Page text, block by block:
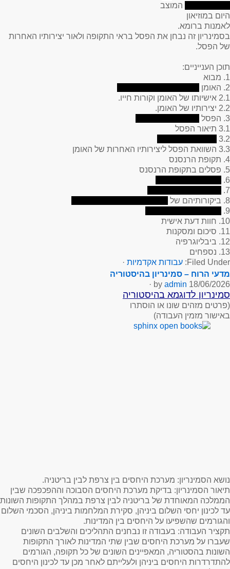
המוצב
היום במוזיאון
לאמנות ברומא.
בסמינריון זה נבחן את הפסל בראי התקופה ולאור יצירותיו האחרות
של הפסל.
תוכן הענייניים:
1. מבוא
2. האומן
2.1 אישיותו של האומן וקורות חייו.
2.2 יצירותיו של האומן.
3. הפסל
3.1 תיאור הפסל
3.2
3.3 השוואת הפסל ליצירותיו האחרות של האומן
4. תקופת הרנסנס
5. פסלים בתקופת הרנסנס
6.
7.
8. ביקורותיהם של
9.
10. חוות דעת אישית
11. סיכום ומסקנות
12. ביבליוגרפיה
13. נספחים
Filed Under: עבודות אקדמיות ·
מדעי הרוח – סמינריון בהיסטוריה
18/06/2026
admin
·
סמינריון לדוגמא בהיסטוריה
(פרטים מזהים שונו או הוסתרו
באישור מזמין העבודה)
נושא הסמינריון: מערכת היחסים בין צרפת לבין בריטניה.
תיאור הסמינריון: בדיקת מערכת היחסים הסבוכה וההפכפכה שבין
הממלכה המאוחדת של בריטניה לבין צרפת במהלך התקופות השונות
עד לכינון יחסי השלום ביניהן, סקירת המלחמות ביניהן, הסכמי השלום
והגורמים שהשפיעו על היחסים בין המדינות.
תקציר העבודה: בעבודה זו נבחנים התהליכים והשלבים השונים
שעברו על מערכת היחסים שבין שתי המדינות לאורך התקופות
השונות בהסטוריה, המאפיינים השונים של כל תקופה, הגורמים
להתדרדרות היחסים ביניהן ולעלייתם לאחר מכן עד לכינון היחסים